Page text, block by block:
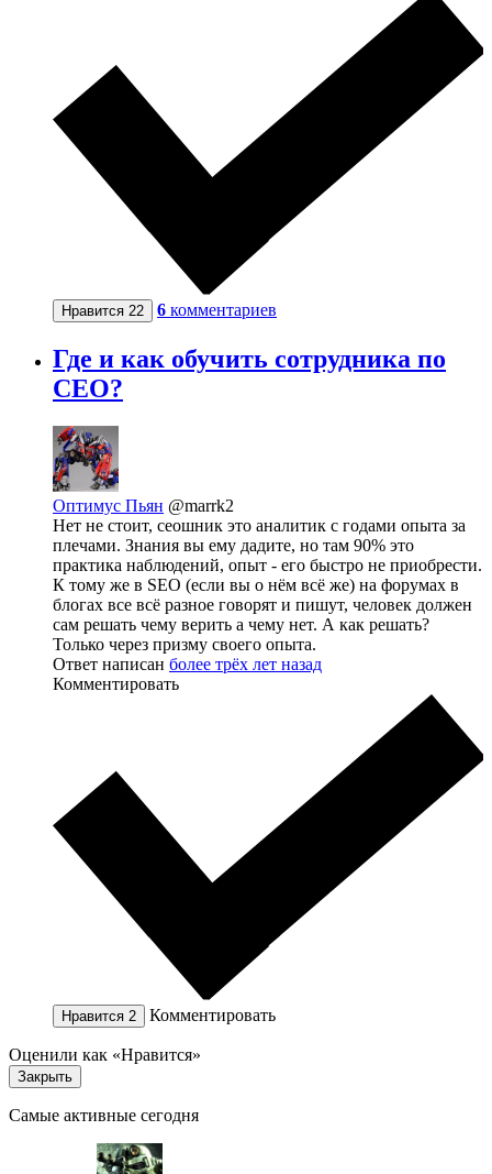
Нравится 22 6 комментариев
Где и как обучить сотрудника по
СЕО?
Оптимус Пьян @marrk2
Нет не стоит, сеошник это аналитик с годами опыта за
плечами. Знания вы ему дадите, но там 90% это
практика наблюдений, опыт - его быстро не приобрести.
К тому же в SEO (если вы о нём всё же) на форумах в
блогах все всё разное говорят и пишут, человек должен
сам решать чему верить а чему нет. А как решать?
Только через призму своего опыта.
Ответ написан более трёх лет назад
Комментировать
Нравится 2 Комментировать
Оценили как «Нравится»
Закрыть
Самые активные сегодня